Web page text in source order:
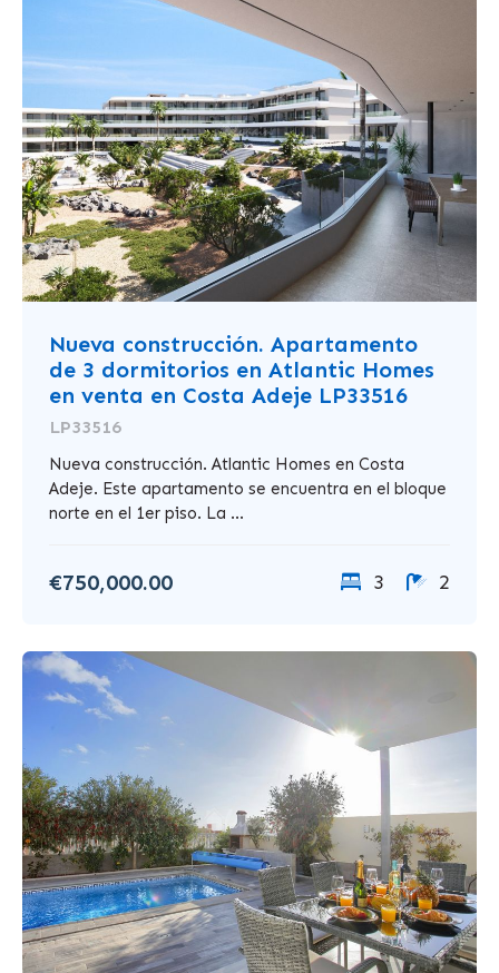
Nueva construcción. Apartamento
de 3 dormitorios en Atlantic Homes
en venta en Costa Adeje LP33516
LP33516
Nueva construcción. Atlantic Homes en Costa
Adeje. Este apartamento se encuentra en el bloque
norte en el 1er piso. La ...
€750,000.00 3 2